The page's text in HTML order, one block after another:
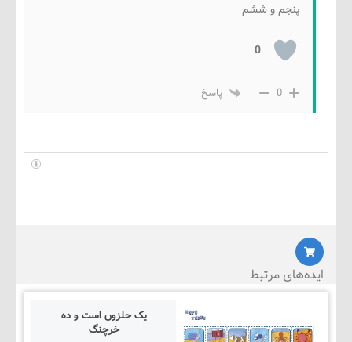
پنجم و ششم
پاسخ
مرتبط
یک حلزون است و ده